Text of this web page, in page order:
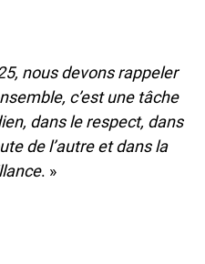
nous devons rappeler
c’est une tâche
dans le respect, dans
de l’autre et dans la
. »